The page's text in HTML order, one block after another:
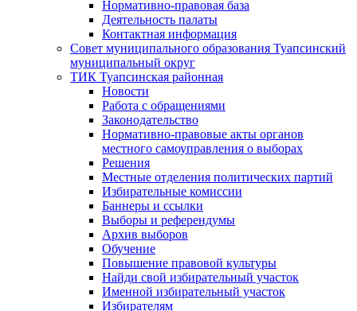
Нормативно-правовая база
Деятельность палаты
Контактная информация
Совет муниципального образования Туапсинский
муниципальный округ
ТИК Туапсинская районная
Новости
Работа с обращениями
Законодательство
Нормативно-правовые акты органов
местного самоуправления о выборах
Решения
Местные отделения политических партий
Избирательные комиссии
Баннеры и ссылки
Выборы и референдумы
Архив выборов
Обучение
Повышение правовой культуры
Найди свой избирательный участок
Именной избирательный участок
Избирателям